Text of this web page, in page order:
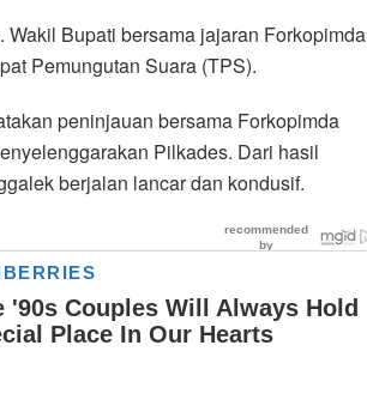
Bupati bersama jajaran Forkopimda
Pemungutan Suara (TPS).
peninjauan bersama Forkopimda
Pilkades. Dari hasil
berjalan lancar dan kondusif.